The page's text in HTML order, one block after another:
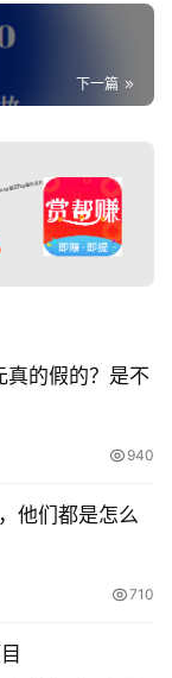
下一篇
真的假的？是不
940
他们都是怎么
710